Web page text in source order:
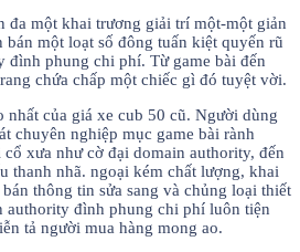
đa một khai trương giải trí một-một giản
một loạt số đông tuấn kiệt quyến rũ
đình phung chi phí. Từ game bài đến
chứa chấp một chiếc gì đó tuyệt vời.
nhất của giá xe cub 50 cũ. Người dùng
chuyên nghiệp mục game bài rành
cổ xưa như cờ đại domain authority, đến
thanh nhã. ngoại kém chất lượng, khai
thông tin sửa sang và chủng loại thiết
authority đình phung chi phí luôn tiện
tả người mua hàng mong ao.